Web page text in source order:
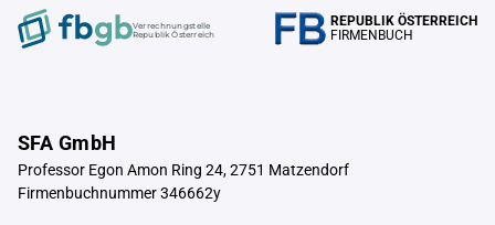
Verrechnungstelle
Republik Österreich
REPUBLIK ÖSTERREICH
FIRMENBUCH
SFA GmbH
Professor Egon Amon Ring 24, 2751 Matzendorf
Firmenbuchnummer 346662y